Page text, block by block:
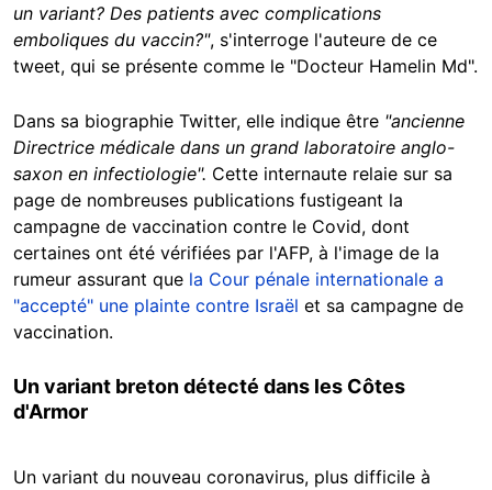
un variant? Des patients avec complications
emboliques du vaccin?", s'interroge l'auteure de ce
tweet, qui se présente comme le "Docteur Hamelin Md".
Dans sa biographie Twitter, elle indique être "ancienne
Directrice médicale dans un grand laboratoire anglo-
saxon en infectiologie". Cette internaute relaie sur sa
page de nombreuses publications fustigeant la
campagne de vaccination contre le Covid, dont
certaines ont été vérifiées par l'AFP, à l'image de la
rumeur assurant que la Cour pénale internationale a
"accepté" une plainte contre Israël et sa campagne de
vaccination.
Un variant breton détecté dans les Côtes
d'Armor
Un variant du nouveau coronavirus, plus difficile à